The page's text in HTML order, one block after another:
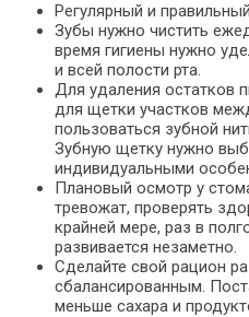
Регулярный и
Зубы нужно чистить
время гигиены нужно
и всей полости рта.
Для удаления остатков
для щетки участков
пользоваться зубной
Зубную щетку нужно
индивидуальными
Плановый осмотр у
тревожат, проверять
крайней мере, раз в
развивается незаметно.
Сделайте свой рацион
сбалансированным.
меньше сахара и